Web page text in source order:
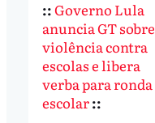
::Governo Lula
anuncia GT sobre
violência contra
escolas e libera
verba para ronda
escolar::